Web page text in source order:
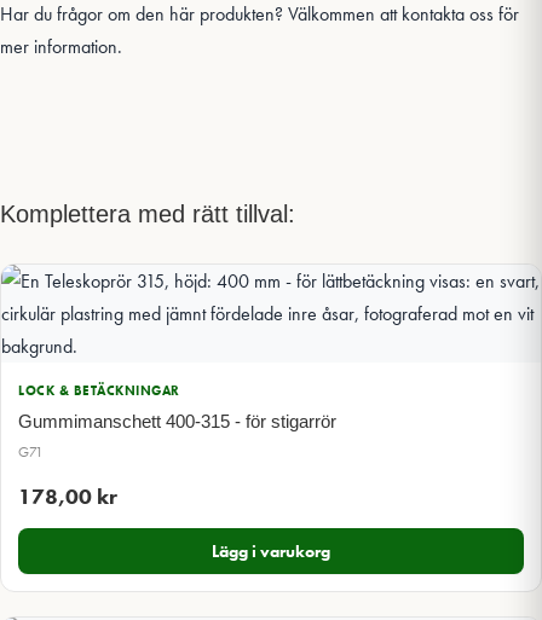
Har du frågor om den här produkten? Välkommen att kontakta oss för
mer information.
Komplettera med rätt tillval:
LOCK & BETÄCKNINGAR
Gummimanschett 400-315 - för stigarrör
G71
178,00 kr
Lägg i varukorg